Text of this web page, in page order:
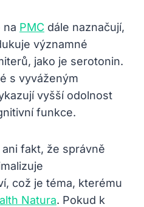
na PMC dále naznačují,
významné
jako je serotonin.
s vyváženým
vyšší odolnost
funkce.
fakt, že správně
což je téma, kterému
Natura. Pokud k